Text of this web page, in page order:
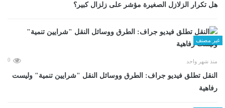
هل تكرار الزلازل الصغيرة مؤشر على زلزال كبير؟
غير مصنف
منذ شهر واحد 0
​النقل تطلق فيديو جراف: الطرق ووسائل النقل "شرايين تنمية" وليست
رفاهية